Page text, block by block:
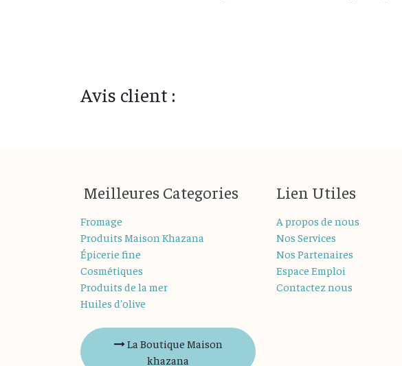
Avis client :
Meilleures Categories
Fromage
Produits Maison Khazana
Épicerie fine
Cosmétiques
Produits de la mer
Huiles d'olive
La Boutique Maison
khazana
Lien Utiles
A propos de nous
Nos Services
Nos Partenaires
Espace Emploi
Contactez nous